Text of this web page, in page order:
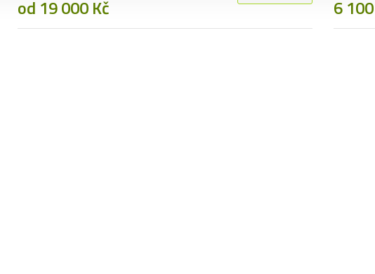
od 19 000 Kč 6